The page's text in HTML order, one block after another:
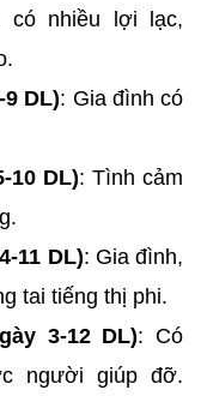
có nhiều lợi lạc,
DL): Gia đình có
10 DL): Tình cảm
11 DL): Gia đình,
tai tiếng thị phi.
3-12 DL): Có
người giúp đỡ.